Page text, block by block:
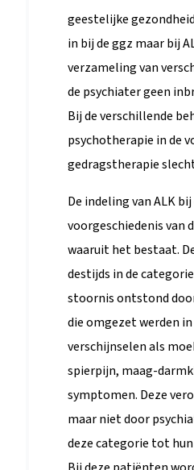
geestelijke
in bij de ggz maar bij
verzameling van
de psychiater geen
Bij de verschillende
psychotherapie in de
gedragstherapie
De indeling van ALK
voorgeschiedenis van
waaruit het bestaat.
destijds in de
stoornis ontstond
die omgezet werden
verschijnselen als
spierpijn, maag-
symptomen. Deze
maar niet door
deze categorie tot
Bij deze patiënten